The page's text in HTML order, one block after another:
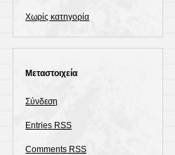
Χωρίς κατηγορία
Μεταστοιχεία
Σύνδεση
Entries RSS
Comments RSS